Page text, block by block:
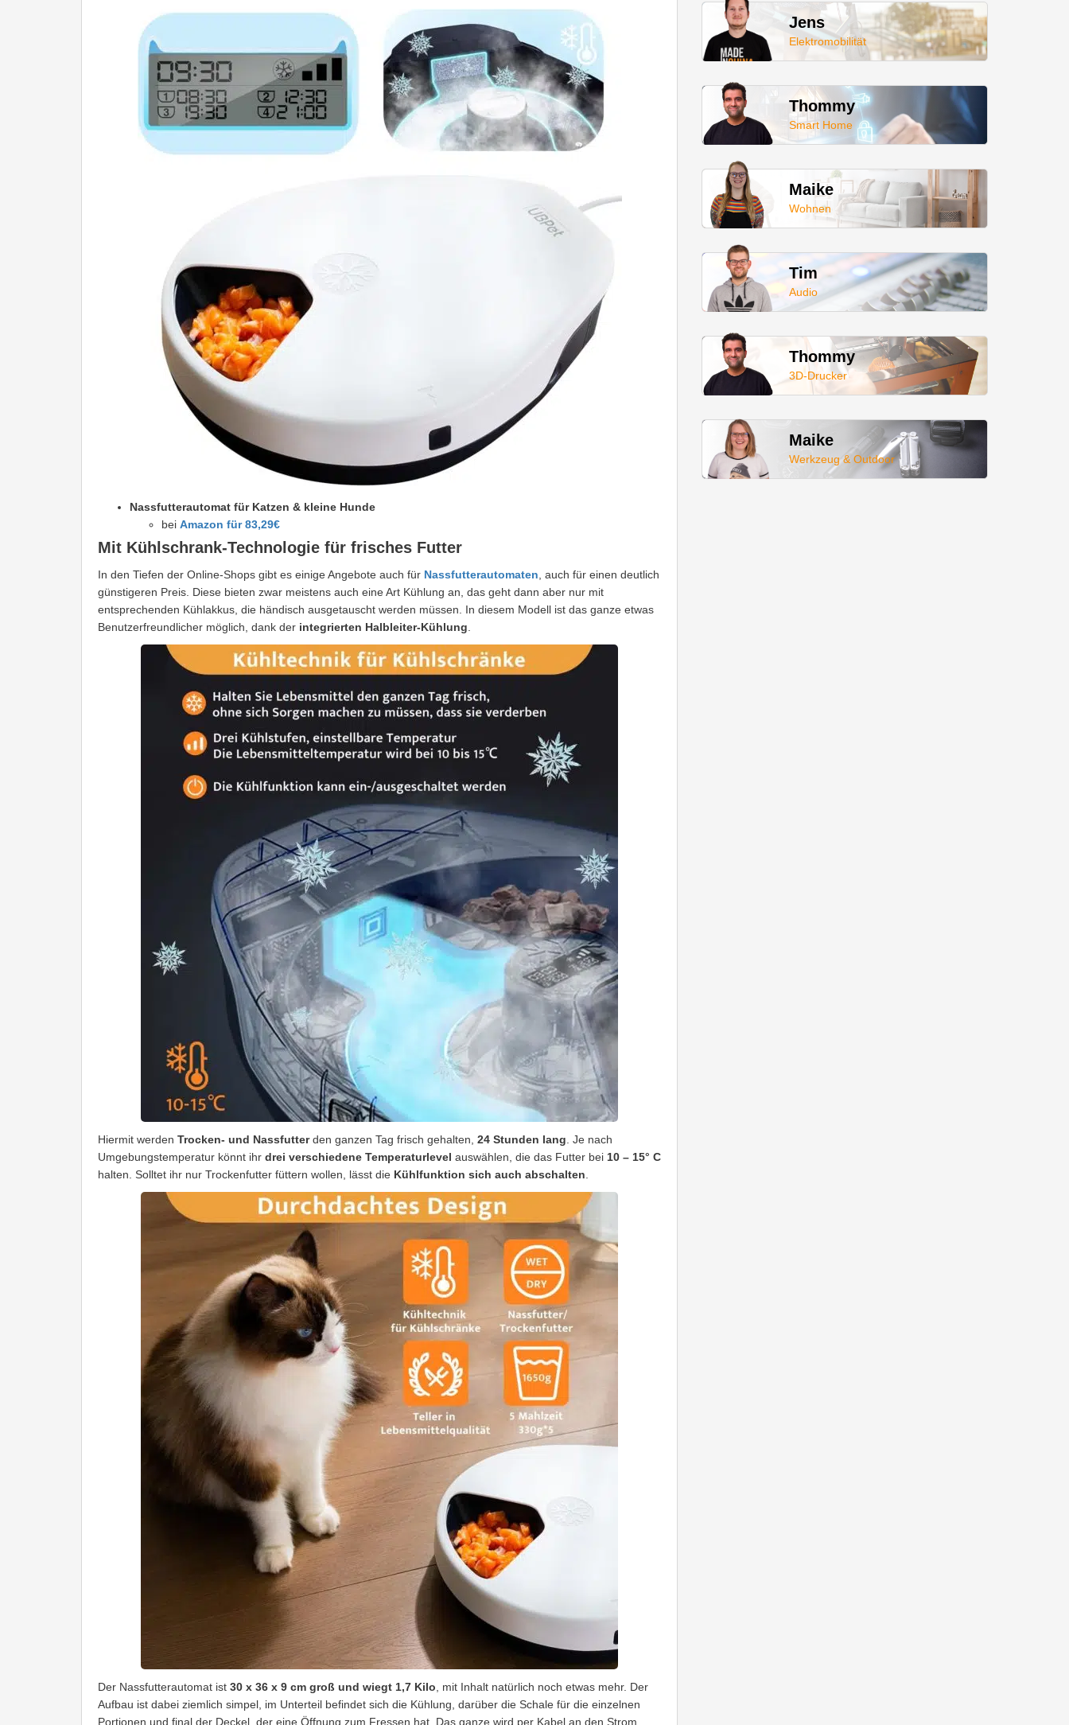
Nassfutterautomat für Katzen & kleine Hunde
bei Amazon für 83,29€
Mit Kühlschrank-Technologie für frisches Futter
In den Tiefen der Online-Shops gibt es einige Angebote auch für Nassfutterautomaten , auch für einen deutlich
günstigeren Preis. Diese bieten zwar meistens auch eine Art Kühlung an, das geht dann aber nur mit
entsprechenden Kühlakkus, die händisch ausgetauscht werden müssen. In diesem Modell ist das ganze etwas
Benutzerfreundlicher möglich, dank der integrierten Halbleiter-Kühlung
Hiermit werden Trocken- und Nassfutterden ganzen Tag frisch gehalten, 24 Stunden lang . Je nach
Umgebungstemperatur könnt ihr drei verschiedene Temperaturlevel auswählen, die das Futter bei 10 – 15° C
halten. Solltet ihr nur Trockenfutter füttern wollen, lässt die Kühlfunktion sich auch abschalten
Der Nassfutterautomat ist 30 x 36 x 9 cm groß und wiegt 1,7 Kilo , mit Inhalt natürlich noch etwas mehr. Der
Aufbau ist dabei ziemlich simpel, im Unterteil befindet sich die Kühlung, darüber die Schale für die einzelnen
Portionen und final der Deckel, der eine Öffnung zum Fressen hat. Das ganze wird per Kabel an den Strom
Jens
Elektromobilität
Thommy
Smart Home
Maike
Wohnen
Tim
Audio
Thommy
3D-Drucker
Maike
Werkzeug & Outdoor